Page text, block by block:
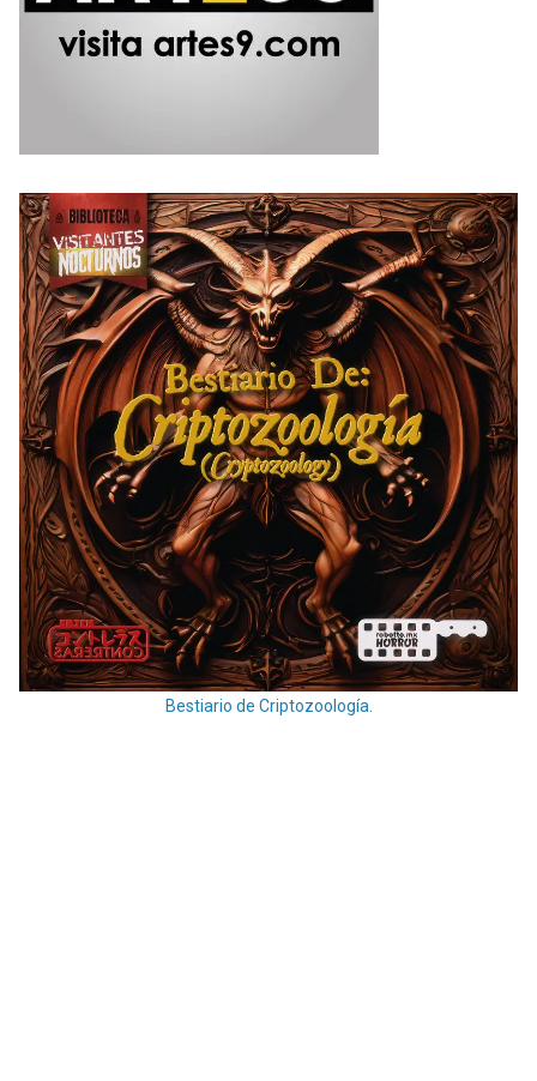
Bestiario de Criptozoología.